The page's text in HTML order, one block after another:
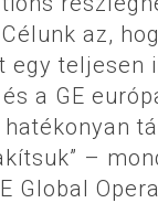
az,
egy teljesen
a GE
–
Global